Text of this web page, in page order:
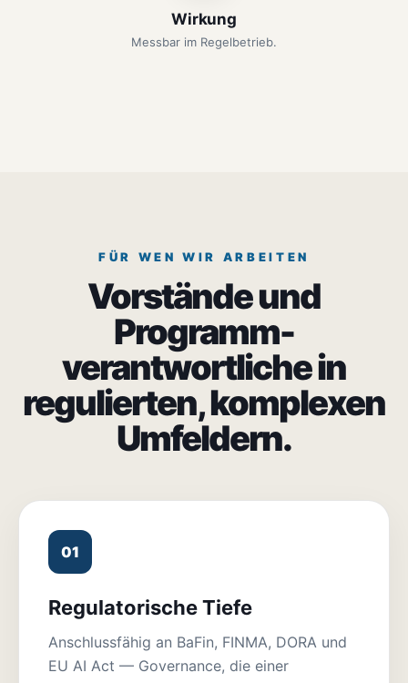
Wirkung
Messbar im Regelbetrieb.
FÜR WEN WIR ARBEITEN
Vorstände und
Programm-
verantwortliche in
regulierten, komplexen
Umfeldern.
01
Regulatorische Tiefe
Anschlussfähig an BaFin, FINMA, DORA und
EU AI Act — Governance, die einer